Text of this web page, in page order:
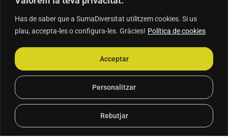
Has de saber que a SumaDiversitat utilitzem cookies. Si us
plau, accepta-les o configura-les. Gràcies! Política de cookies
Personalitzar
Rebutjar
Acceptar